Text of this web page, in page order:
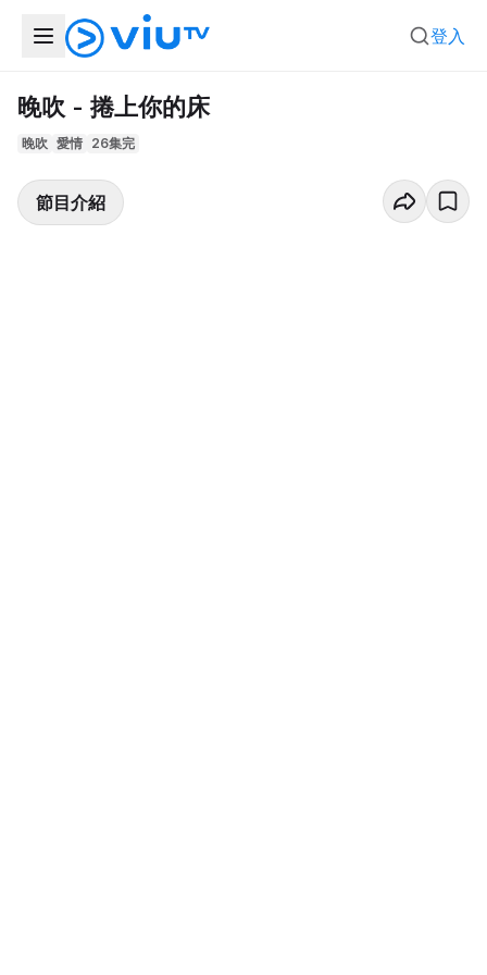
登入
晚吹 - 捲上你的床
晚吹 愛情 26集完
節目介紹